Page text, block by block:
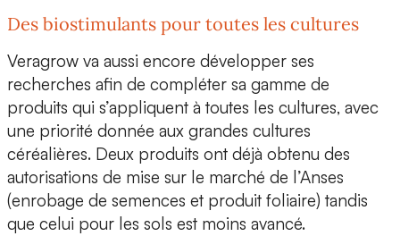
Des biostimulants pour toutes les cultures
Veragrow va aussi encore développer ses
recherches afin de compléter sa gamme de
produits qui s’appliquent à toutes les cultures, avec
une priorité donnée aux grandes cultures
céréalières. Deux produits ont déjà obtenu des
autorisations de mise sur le marché de l’Anses
(enrobage de semences et produit foliaire) tandis
que celui pour les sols est moins avancé.